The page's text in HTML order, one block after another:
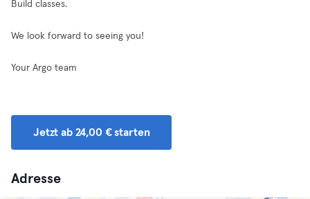
Build classes.
We look forward to seeing you!
Your Argo team
Jetzt ab 24,00 € starten
Adresse